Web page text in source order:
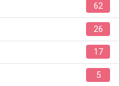
62
26
17
5